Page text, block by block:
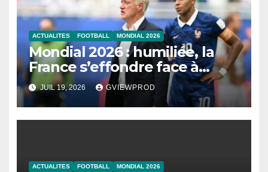
ACTUALITES FOOTBALL MONDIAL 2026
Mondial 2026 : humiliée, la
France s’effondre face à
l’Angleterre
JUIL 19, 2026 GVIEWPROD
ACTUALITES FOOTBALL MONDIAL 2026